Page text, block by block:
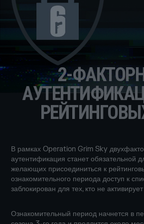
2-
В рамках Operation Grim Sky
аутентификация станет обязательной
желающих присоединиться к
ознакомительного периода доступ к
заблокирован для тех, кто не
Ознакомительный период начнется в